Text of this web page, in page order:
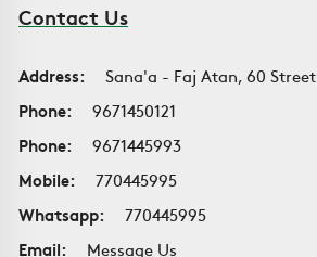
Contact Us
Address:
Sana'a - Faj Atan, 60 Street
Phone:
9671450121
Phone:
9671445993
Mobile:
770445995
Whatsapp:
770445995
Email:
Message Us